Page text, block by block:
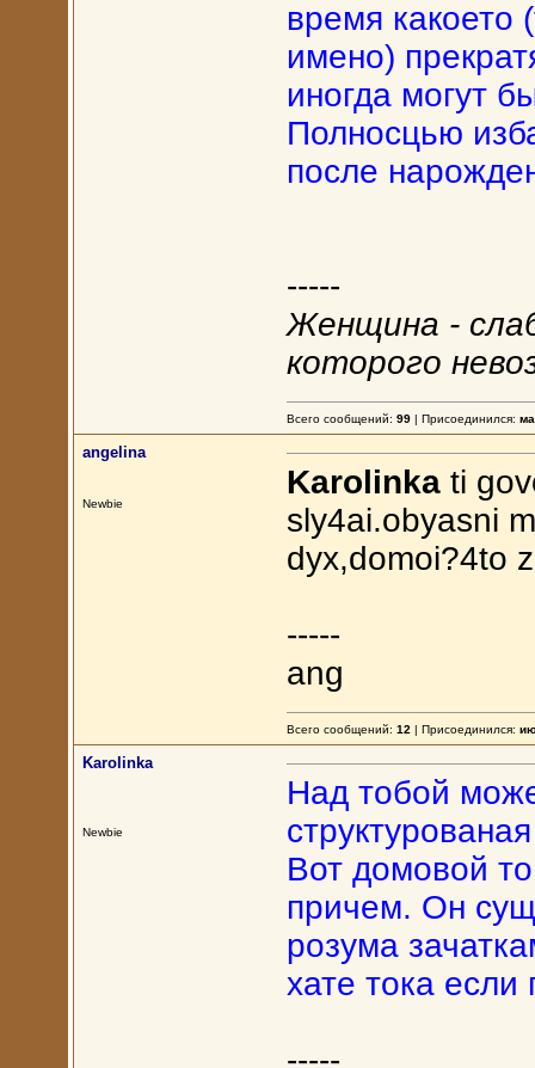
время какоето
имено)
иногда могут
Полносцью
после
-----
Женщина -
которого
Всего сообщений: 99| Присоединился:
angelina
Newbie
Karolinkati
sly4ai.obyasni
dyx,domoi?4to
-----
ang
Всего сообщений: 12 | Присоединился:
Karolinka
Newbie
Над тобой
Вот домовой
причем. Он
розума
хате тока если
-----